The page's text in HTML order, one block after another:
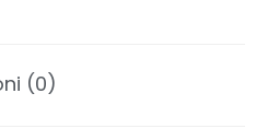
(0)